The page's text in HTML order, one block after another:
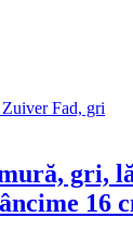
gri,
16